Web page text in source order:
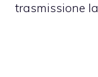
trasmissione la